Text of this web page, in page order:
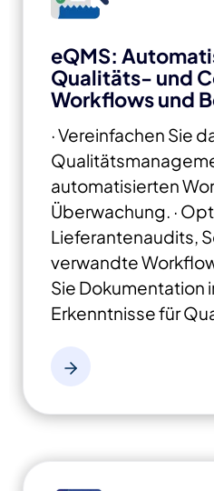
eQMS:
Qualitäts- und
Workflows und
· Vereinfachen Sie
automatisierten
Überwachung. ·
Lieferantenaudits,
verwandte
Sie Dokumentation
Erkenntnisse für